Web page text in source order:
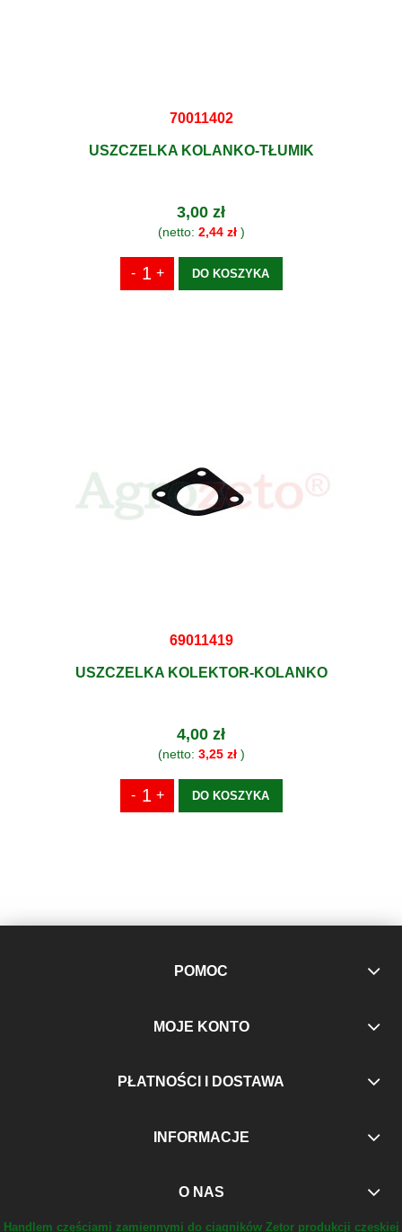
70011402
USZCZELKA KOLANKO-TŁUMIK
3,00 zł
(netto: 2,44 zł)
DO KOSZYKA
69011419
USZCZELKA KOLEKTOR-KOLANKO
4,00 zł
(netto: 3,25 zł)
DO KOSZYKA
POMOC
MOJE KONTO
PŁATNOŚCI I DOSTAWA
INFORMACJE
O NAS
Handlem częściami zamiennymi do ciągników Zetor produkcji czeskiej